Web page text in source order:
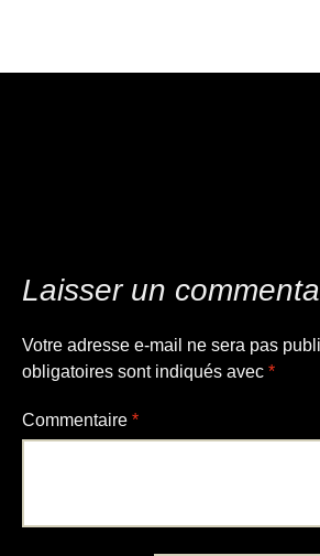
articles
Laisser un
Votre adresse e-mail ne sera pas
obligatoires sont indiqués avec *
Commentaire *